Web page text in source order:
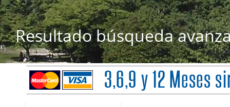
Resultado búsqueda